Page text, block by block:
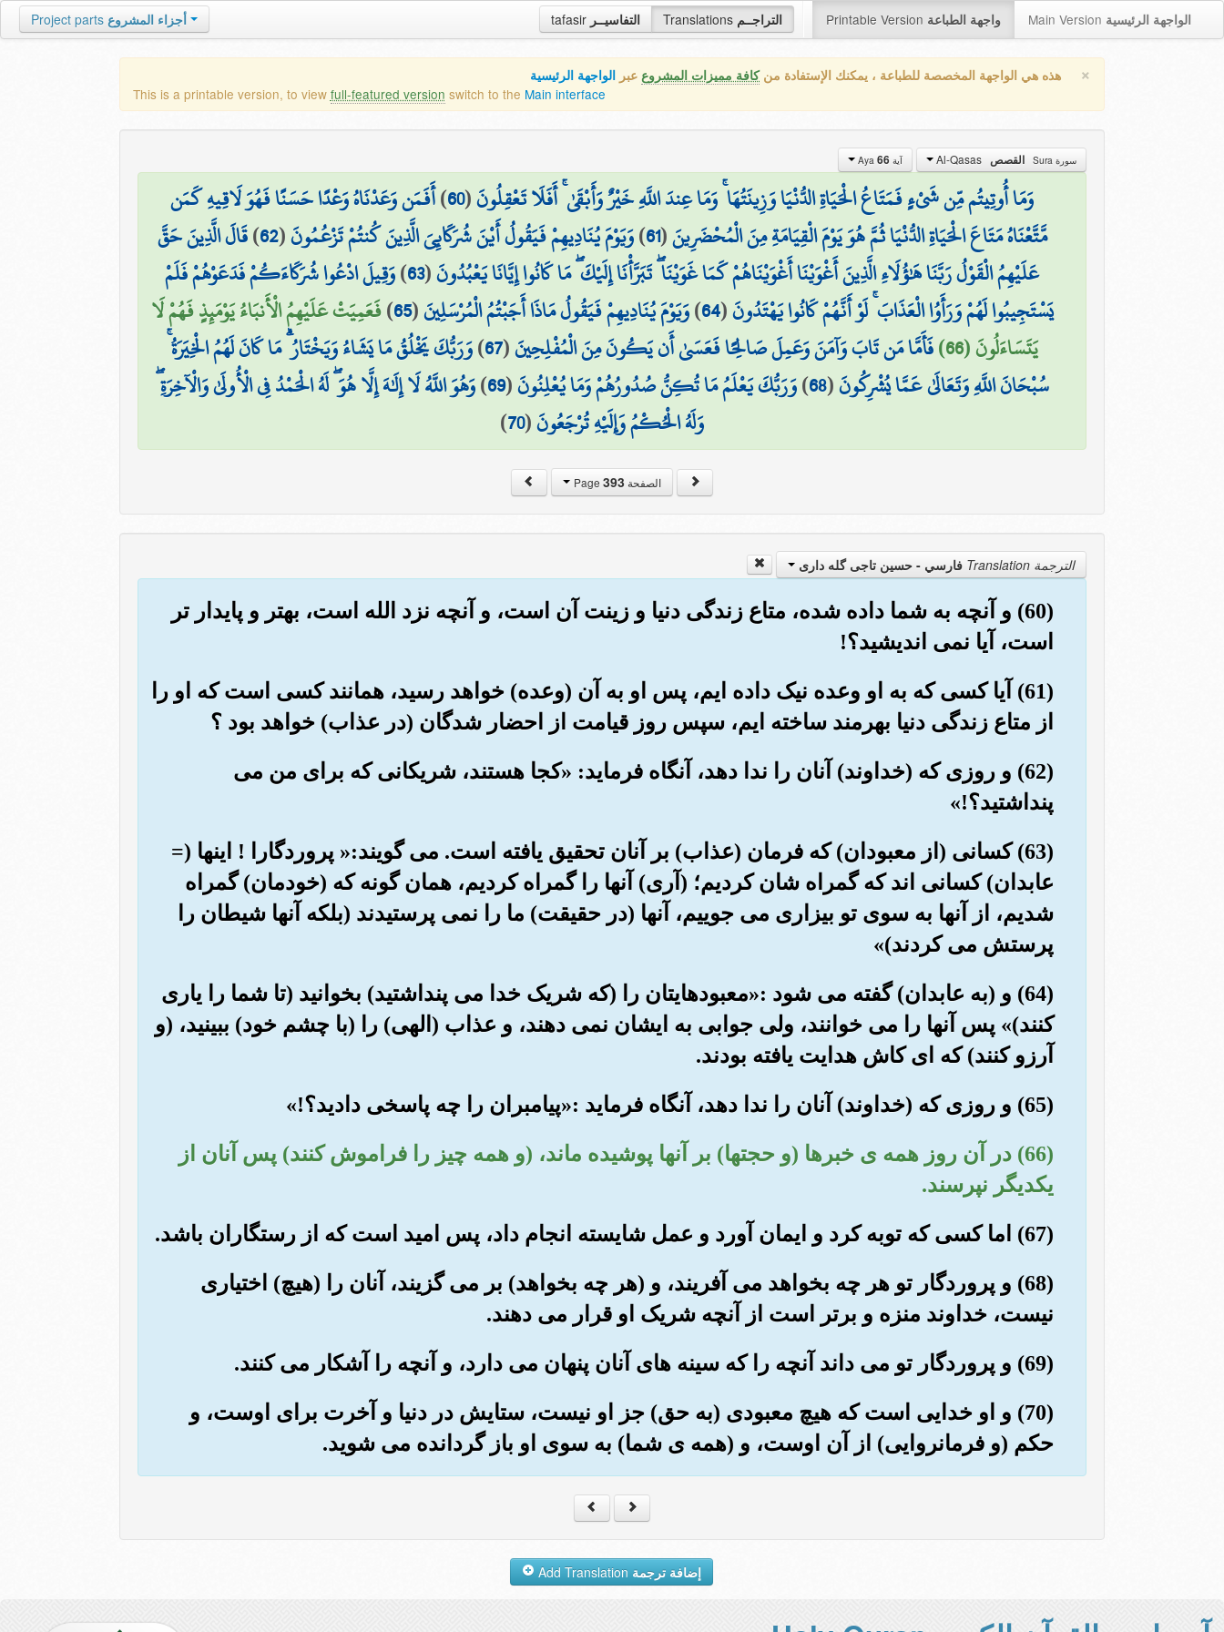
tafasir التفاسيــر Translations التراجــم Printable Version واجهة الطباعة Main Version الواجهة الرئيسية Project parts أجزاء المشروع
× هذه هي الواجهة المخصصة للطباعة ، يمكنك الإستفادة منكافة مميزات المشروع عبر الواجهة الرئيسية
This is a printable version, to view full-featured version switch to the Main interface
سورة Sura القصص آية Aya 66
وَمَا أُوتِيتُم مِّن شَيْءٍ فَمَتَاعُ الْحَيَاةِ الدُّنْيَا وَزِينَتُهَا ۚ وَمَا عِندَ اللَّهِ خَيْرٌ وَأَبْقَىٰ ۚ أَفَلَا تَعْقِلُونَ(
60
)أَفَمَن وَعَدْنَاهُ وَعْدًا حَسَنًا فَهُوَ لَاقِيهِ كَمَن
مَّتَّعْنَاهُ مَتَاعَ الْحَيَاةِ الدُّنْيَا ثُمَّ هُوَ يَوْمَ الْقِيَامَةِ مِنَ الْمُحْضَرِينَ(
61
)وَيَوْمَ يُنَادِيهِمْ فَيَقُولُ أَيْنَ شُرَكَائِيَ الَّذِينَ كُنتُمْ تَزْعُمُونَ(
62
)قَالَ الَّذِينَ حَقَّ
عَلَيْهِمُ الْقَوْلُ رَبَّنَا هَٰؤُلَاءِ الَّذِينَ أَغْوَيْنَا أَغْوَيْنَاهُمْ كَمَا غَوَيْنَا ۖ تَبَرَّأْنَا إِلَيْكَ ۖ مَا كَانُوا إِيَّانَا يَعْبُدُونَ(
63
)وَقِيلَ ادْعُوا شُرَكَاءَكُمْ فَدَعَوْهُمْ فَلَمْ
يَسْتَجِيبُوا لَهُمْ وَرَأَوُا الْعَذَابَ ۚ لَوْ أَنَّهُمْ كَانُوا يَهْتَدُونَ(
64
)وَيَوْمَ يُنَادِيهِمْ فَيَقُولُ مَاذَا أَجَبْتُمُ الْمُرْسَلِينَ(
65
)فَعَمِيَتْ عَلَيْهِمُ الْأَنبَاءُ يَوْمَئِذٍ فَهُمْ لَا
يَتَسَاءَلُونَ (66)
فَأَمَّا مَن تَابَ وَآمَنَ وَعَمِلَ صَالِحًا فَعَسَىٰ أَن يَكُونَ مِنَ الْمُفْلِحِينَ(
67
)وَرَبُّكَ يَخْلُقُ مَا يَشَاءُ وَيَخْتَارُ ۗ مَا كَانَ لَهُمُ الْخِيَرَةُ ۚ
سُبْحَانَ اللَّهِ وَتَعَالَىٰ عَمَّا يُشْرِكُونَ(
68
)وَرَبُّكَ يَعْلَمُ مَا تُكِنُّ صُدُورُهُمْ وَمَا يُعْلِنُونَ(
69
)وَهُوَ اللَّهُ لَا إِلَٰهَ إِلَّا هُوَ ۖ لَهُ الْحَمْدُ فِي الْأُولَىٰ وَالْآخِرَةِ ۖ
وَلَهُ الْحُكْمُ وَإِلَيْهِ تُرْجَعُونَ(
70
)
الصفحة Page393
الترجمة Translation فارسي - حسین تاجی گله داری
(60) و آنچه به شما داده شده، متاع زندگی دنیا و زینت آن است، و آنچه نزد الله است، بهتر و پایدار تر
است، آیا نمی اندیشید؟!
(61) آیا کسی که به او وعده نیک داده ایم، پس او به آن (وعده) خواهد رسید، همانند کسی است که او را
از متاع زندگی دنیا بهرمند ساخته ایم، سپس روز قیامت از احضار شدگان (در عذاب) خواهد بود ؟
(62) و روزی که (خداوند) آنان را ندا دهد، آنگاه فرماید: «کجا هستند، شریکانی که برای من می
پنداشتید؟!»
(63) کسانی (از معبودان) که فرمان (عذاب) بر آنان تحقیق یافته است. می گویند:« پروردگارا ! اینها (=
عابدان) کسانی اند که گمراه شان کردیم؛ (آری) آنها را گمراه کردیم، همان گونه که (خودمان) گمراه
شدیم، از آنها به سوی تو بیزاری می جوییم، آنها (در حقیقت) ما را نمی پرستیدند (بلکه آنها شیطان را
پرستش می کردند)»
(64) و (به عابدان) گفته می شود :«معبودهایتان را (که شریک خدا می پنداشتید) بخوانید (تا شما را یاری
کنند)» پس آنها را می خوانند، ولی جوابی به ایشان نمی دهند، و عذاب (الهی) را (با چشم خود) ببینید، (و
آرزو کنند) که ای کاش هدایت یافته بودند.
(65) و روزی که (خداوند) آنان را ندا دهد، آنگاه فرماید :«پیامبران را چه پاسخی دادید؟!»
(66) در آن روز همه ی خبرها (و حجتها) بر آنها پوشیده ماند، (و همه چیز را فراموش کنند) پس آنان از
یکدیگر نپرسند.
(67) اما کسی که توبه کرد و ایمان آورد و عمل شایسته انجام داد، پس امید است که از رستگاران باشد.
(68) و پروردگار تو هر چه بخواهد می آفریند، و (هر چه بخواهد) بر می گزیند، آنان را (هیچ) اختیاری
نیست، خداوند منزه و برتر است از آنچه شریک او قرار می دهند.
(69) و پروردگار تو می داند آنچه را که سینه های آنان پنهان می دارد، و آنچه را آشکار می کنند.
(70) و او خدایی است که هیچ معبودی (به حق) جز او نیست، ستایش در دنیا و آخرت برای اوست، و
حکم (و فرمانروایی) از آن اوست، و (همه ی شما) به سوی او باز گردانده می شوید.
إضافة ترجمة